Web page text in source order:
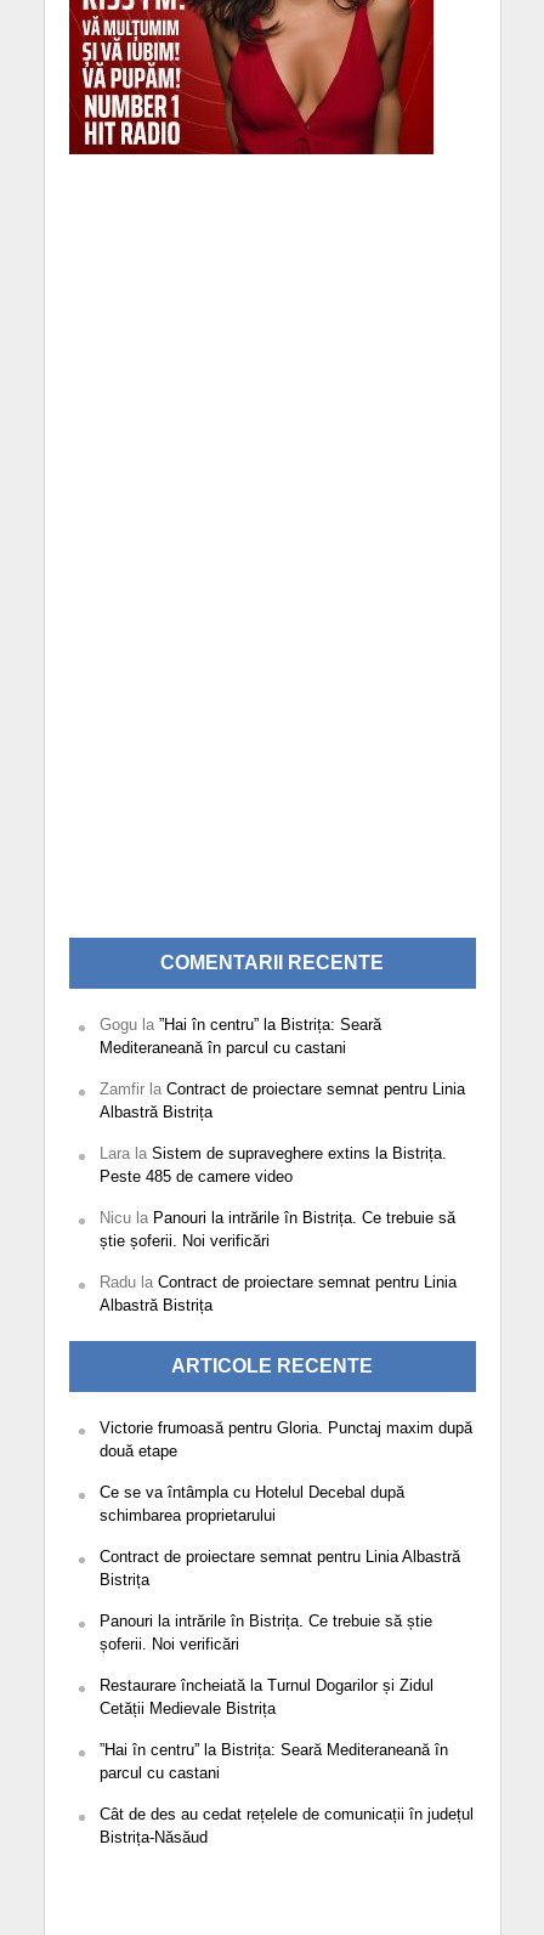
COMENTARII RECENTE
Gogula ”Hai în centru” la Bistrița: Seară
Mediteraneană în parcul cu castani
Zamfirla Contract de proiectare semnat pentru Linia
Albastră Bistrița
Larala Sistem de supraveghere extins la Bistrița.
Peste 485 de camere video
Nicula Panouri la intrările în Bistrița. Ce trebuie să
știe șoferii. Noi verificări
Radula Contract de proiectare semnat pentru Linia
Albastră Bistrița
ARTICOLE RECENTE
Victorie frumoasă pentru Gloria. Punctaj maxim după
două etape
Ce se va întâmpla cu Hotelul Decebal după
schimbarea proprietarului
Contract de proiectare semnat pentru Linia Albastră
Bistrița
Panouri la intrările în Bistrița. Ce trebuie să știe
șoferii. Noi verificări
Restaurare încheiată la Turnul Dogarilor și Zidul
Cetății Medievale Bistrița
”Hai în centru” la Bistrița: Seară Mediteraneană în
parcul cu castani
Cât de des au cedat rețelele de comunicații în județul
Bistrița-Năsăud